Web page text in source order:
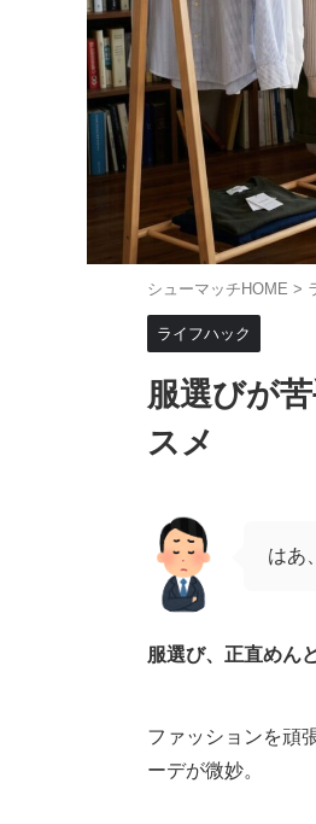
シューマッチHOME >
ライフハック
服選びが
スメ
はあ
服選び、正直めん
ファッションを頑
ーデが微妙。